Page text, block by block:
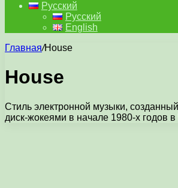
Русский
Русский
English
Главная/House
House
Стиль электронной музыки,
диск-жокеями в начале 1980-х годов в